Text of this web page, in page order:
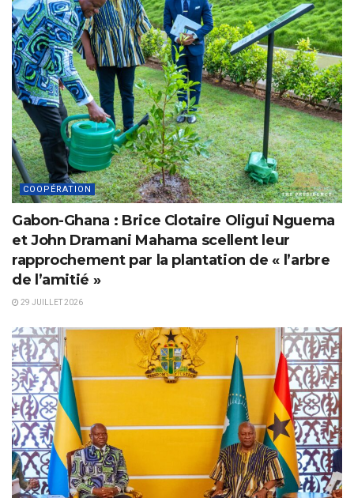
COOPÉRATION
Gabon-Ghana : Brice Clotaire Oligui Nguema
et John Dramani Mahama scellent leur
rapprochement par la plantation de « l’arbre
de l’amitié »
29 JUILLET 2026